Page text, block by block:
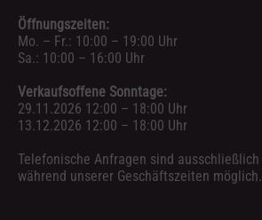
Öffnungszeiten:
Mo. – Fr.: 10:00 – 19:00 Uhr
Sa.: 10:00 – 16:00 Uhr
Verkaufsoffene Sonntage:
29.11.2026 12:00 – 18:00 Uhr
13.12.2026 12:00 – 18:00 Uhr
Telefonische Anfragen sind ausschließlich
während unserer Geschäftszeiten möglich.